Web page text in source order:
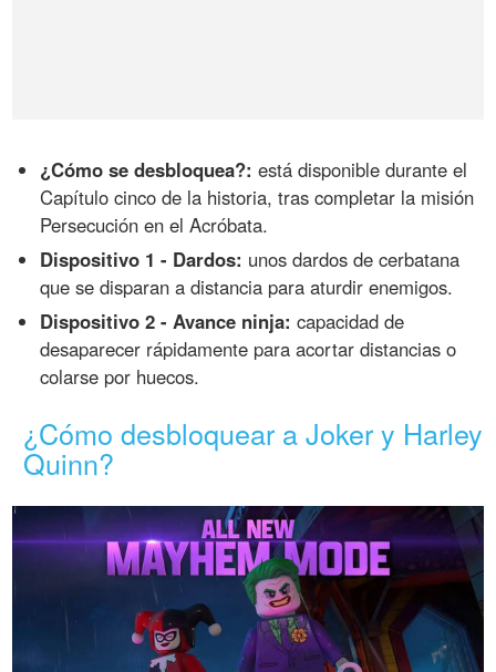
¿Cómo se desbloquea?: está disponible durante el
Capítulo cinco de la historia, tras completar la misión
Persecución en el Acróbata.
Dispositivo 1 - Dardos: unos dardos de cerbatana
que se disparan a distancia para aturdir enemigos.
Dispositivo 2 - Avance ninja: capacidad de
desaparecer rápidamente para acortar distancias o
colarse por huecos.
¿Cómo desbloquear a Joker y Harley
Quinn?